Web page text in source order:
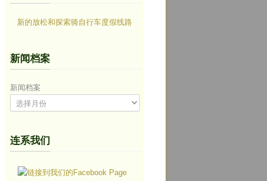
新的放松和探索骑自行车度假线路
新闻档案
新闻档案
连系我们